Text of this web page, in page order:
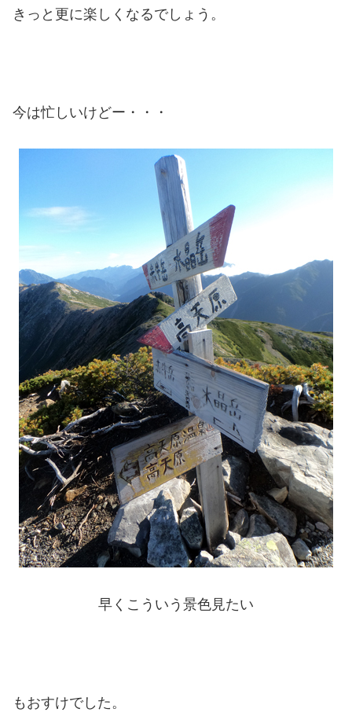
きっと更に楽しくなるでしょう。
今は忙しいけどー・・・
早くこういう景色見たい
もおすけでした。